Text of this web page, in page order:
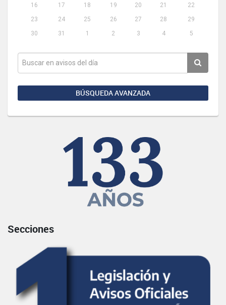
16
17 18 19 20 21
22
23
24 25 26 27 28
29
30
31 1 2 3 4 5
BÚSQUEDA AVANZADA
Secciones